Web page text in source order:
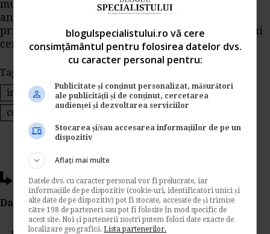
munca se calculeaza si se plateste separat,
angajatorul suportand zilele lucratoare din
primele 5 zile calendaristice din perioada fiecarui
certificat medical.
Tags:
incapacitate temporara de munca
certificat medical
Ti-a placut acest articol?
Da Like, Printeaza sau trimite pe Email!
blogulspecialistului.ro vă cere
consimțământul pentru folosirea datelor dvs.
cu caracter personal pentru:
Publicitate și conținut personalizat, măsurători
ale publicității și de conținut, cercetarea
audienței și dezvoltarea serviciilor
Stocarea și/sau accesarea informațiilor de pe un
dispozitiv
Aflați mai multe
Datele dvs. cu caracter personal vor fi prelucrate, iar
informațiile de pe dispozitiv (cookie-uri, identificatori unici și
alte date de pe dispozitiv) pot fi stocate, accesate de și trimise
către 198 de parteneri sau pot fi folosite în mod specific de
acest site. Noi și partenerii noștri putem folosi date exacte de
localizare geografică.Lista partenerilor.